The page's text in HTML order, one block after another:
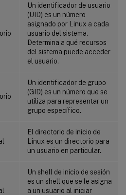
Un identificador de usuario
(UID) es un número
asignado por Linux a cada
usuario del sistema.
Determina a qué recursos
del sistema puede acceder
el usuario.
Un identificador de grupo
(GID) es un número que se
utiliza para representar un
grupo específico.
El directorio de inicio de
Linux es un directorio para
un usuario en particular.
Un shell de inicio de sesión
es un shell que se le asigna
a un usuario al iniciar